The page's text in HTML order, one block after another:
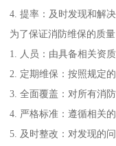
4. 提率：及时发现和解
为了保证消防维保的质
1. 人员：由具备相关资
2. 定期维保：按照规定
3. 全面覆盖：对所有消
4. 严格标准：遵循相关
5. 及时整改：对发现的